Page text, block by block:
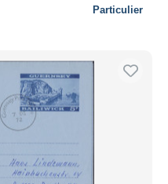
Particulier